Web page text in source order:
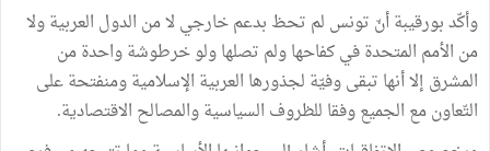
وأكّدبورقيبةأنّ تونس لم تحظ بدعمخارجي لامن الدول العربيةولا
من الأمم المتحدةفيكفاحهاولم تصلهاولوخرطوشةواحدةمن
المشرق إلاأنها تبقىوفيّة لجذورها العربية الإسلاميةومنفتحةعلى
التّعاونمع الجميعوفقا للظروف السياسيةوالمصالح الاقتصادية.